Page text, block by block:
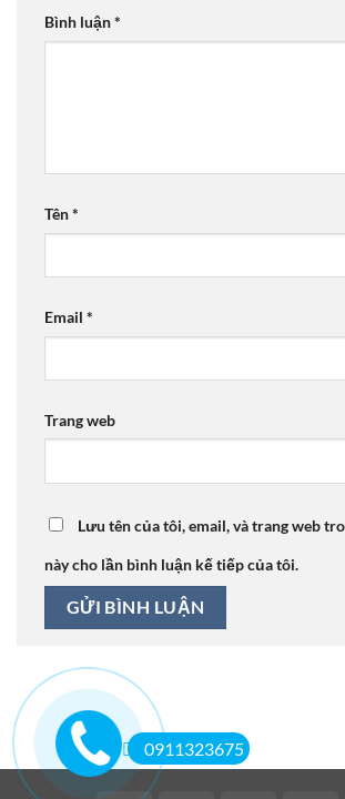
Bình luận*
Tên*
Email *
Trang web
Lưu tên của tôi, email, và trang web
này cho lần bình luận kế tiếp của tôi.
0911323675